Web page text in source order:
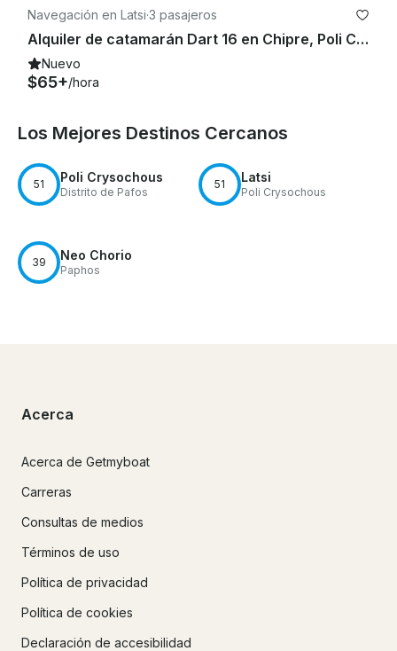
Navegación en Latsi·3 pasajeros
Alquiler de catamarán Dart 16 en Chipre, Poli Crysochous
Nuevo
$65+/hora
Los Mejores Destinos Cercanos
51 Poli Crysochous
Distrito de Pafos
51 Latsi
Poli Crysochous
39 Neo Chorio
Paphos
Acerca
Acerca de Getmyboat
Carreras
Consultas de medios
Términos de uso
Política de privacidad
Política de cookies
Declaración de accesibilidad